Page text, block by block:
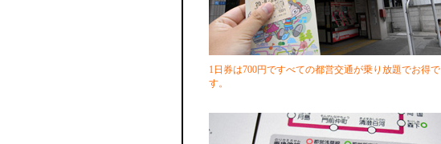
1日券は700円ですべての都営交通が乗り放題でお得で
す。